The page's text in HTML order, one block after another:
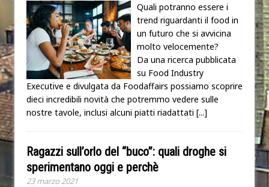
Quali potranno essere i
trend riguardanti il food in
un futuro che si avvicina
molto velocemente?
Da una ricerca pubblicata
su Food Industry
Executive e divulgata da Foodaffairs possiamo scoprire
dieci incredibili novità che potremmo vedere sulle
nostre tavole, inclusi alcuni piatti riadattati [...]
Ragazzi sull’orlo del “buco”: quali droghe si
sperimentano oggi e perchè
23 marzo 2021